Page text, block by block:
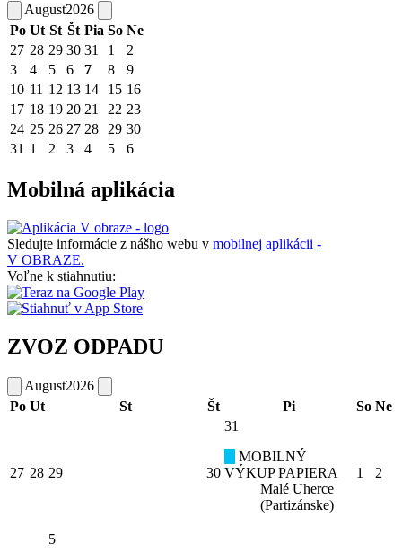
August2026
Po Ut St Št Pia So Ne
27 28 29 30 31 1
2
3
4 5 6 7 8
9
10 11 12 13 14 15 16
17 18 19 20 21 22 23
24 25 26 27 28 29 30
31 1 2 3 4 5 6
Mobilná aplikácia
Sledujte informácie z nášho webu v mobilnej aplikácii -
V OBRAZE.
Voľne k stiahnutiu:
ZVOZ ODPADU
August2026
Po Ut St Št Pi So Ne
27 28 29 30
31
MOBILNÝ
VÝKUP PAPIERA
Malé Uherce
(Partizánske)
1 2
5